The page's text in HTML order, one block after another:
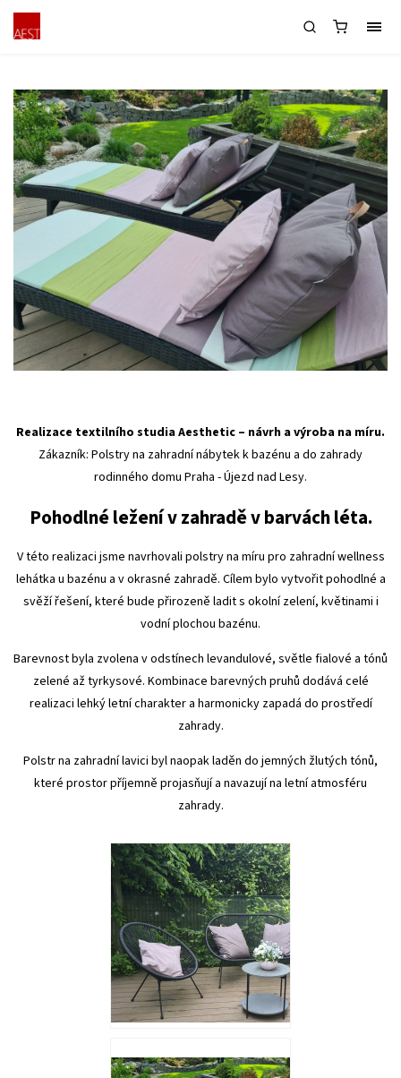
Odolné polstry na lehátko k bazénu a
venkovní dekorační polštáře
Realizace textilního studia Aesthetic – návrh a výroba na míru.
Zákazník: Polstry na zahradní nábytek k bazénu a do zahrady
rodinného domu Praha - Újezd nad Lesy.
Pohodlné ležení v zahradě v barvách léta.
V této realizaci jsme navrhovali polstry na míru pro zahradní wellness
lehátka u bazénu a v okrasné zahradě. Cílem bylo vytvořit pohodlné a
svěží řešení, které bude přirozeně ladit s okolní zelení, květinami i
vodní plochou bazénu.
Barevnost byla zvolena v odstínech levandulové, světle fialové a tónů
zelené až tyrkysové. Kombinace barevných pruhů dodává celé
realizaci lehký letní charakter a harmonicky zapadá do prostředí
zahrady.
Polstr na zahradní lavici byl naopak laděn do jemných žlutých tónů,
které prostor příjemně projasňují a navazují na letní atmosféru
zahrady.